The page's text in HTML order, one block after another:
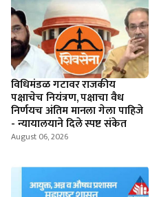
विधिमंडळ गटावर राजकीय
पक्षाचेच नियंत्रण, पक्षाचा वैध
निर्णयच अंतिम मानला गेला पाहिजे
- न्यायालयाने दिले स्पष्ट संकेत
August 06, 2026